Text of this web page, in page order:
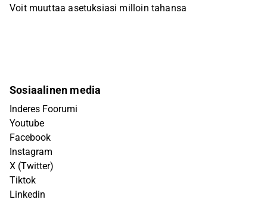
Voit muuttaa asetuksiasi milloin tahansa
Sosiaalinen media
Inderes Foorumi
Youtube
Facebook
Instagram
X (Twitter)
Tiktok
Linkedin